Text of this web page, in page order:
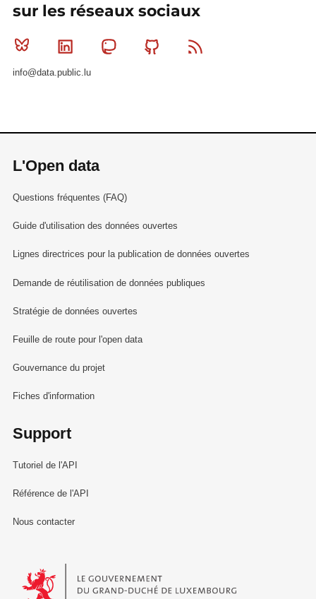
sur les réseaux sociaux
Bluesky Linkedin MastodonGithub
info@data.public.lu
L'Open data
Questions fréquentes (FAQ)
Guide d'utilisation des données ouvertes
Lignes directrices pour la publication de données ouvertes
Demande de réutilisation de données publiques
Stratégie de données ouvertes
Feuille de route pour l'open data
Gouvernance du projet
Fiches d'information
Support
Tutoriel de l'API
Référence de l'API
Nous contacter
Le Gouvernement du Grand-Duché de Luxembourg - Service